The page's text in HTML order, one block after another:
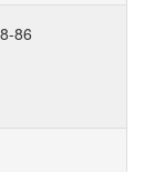
86